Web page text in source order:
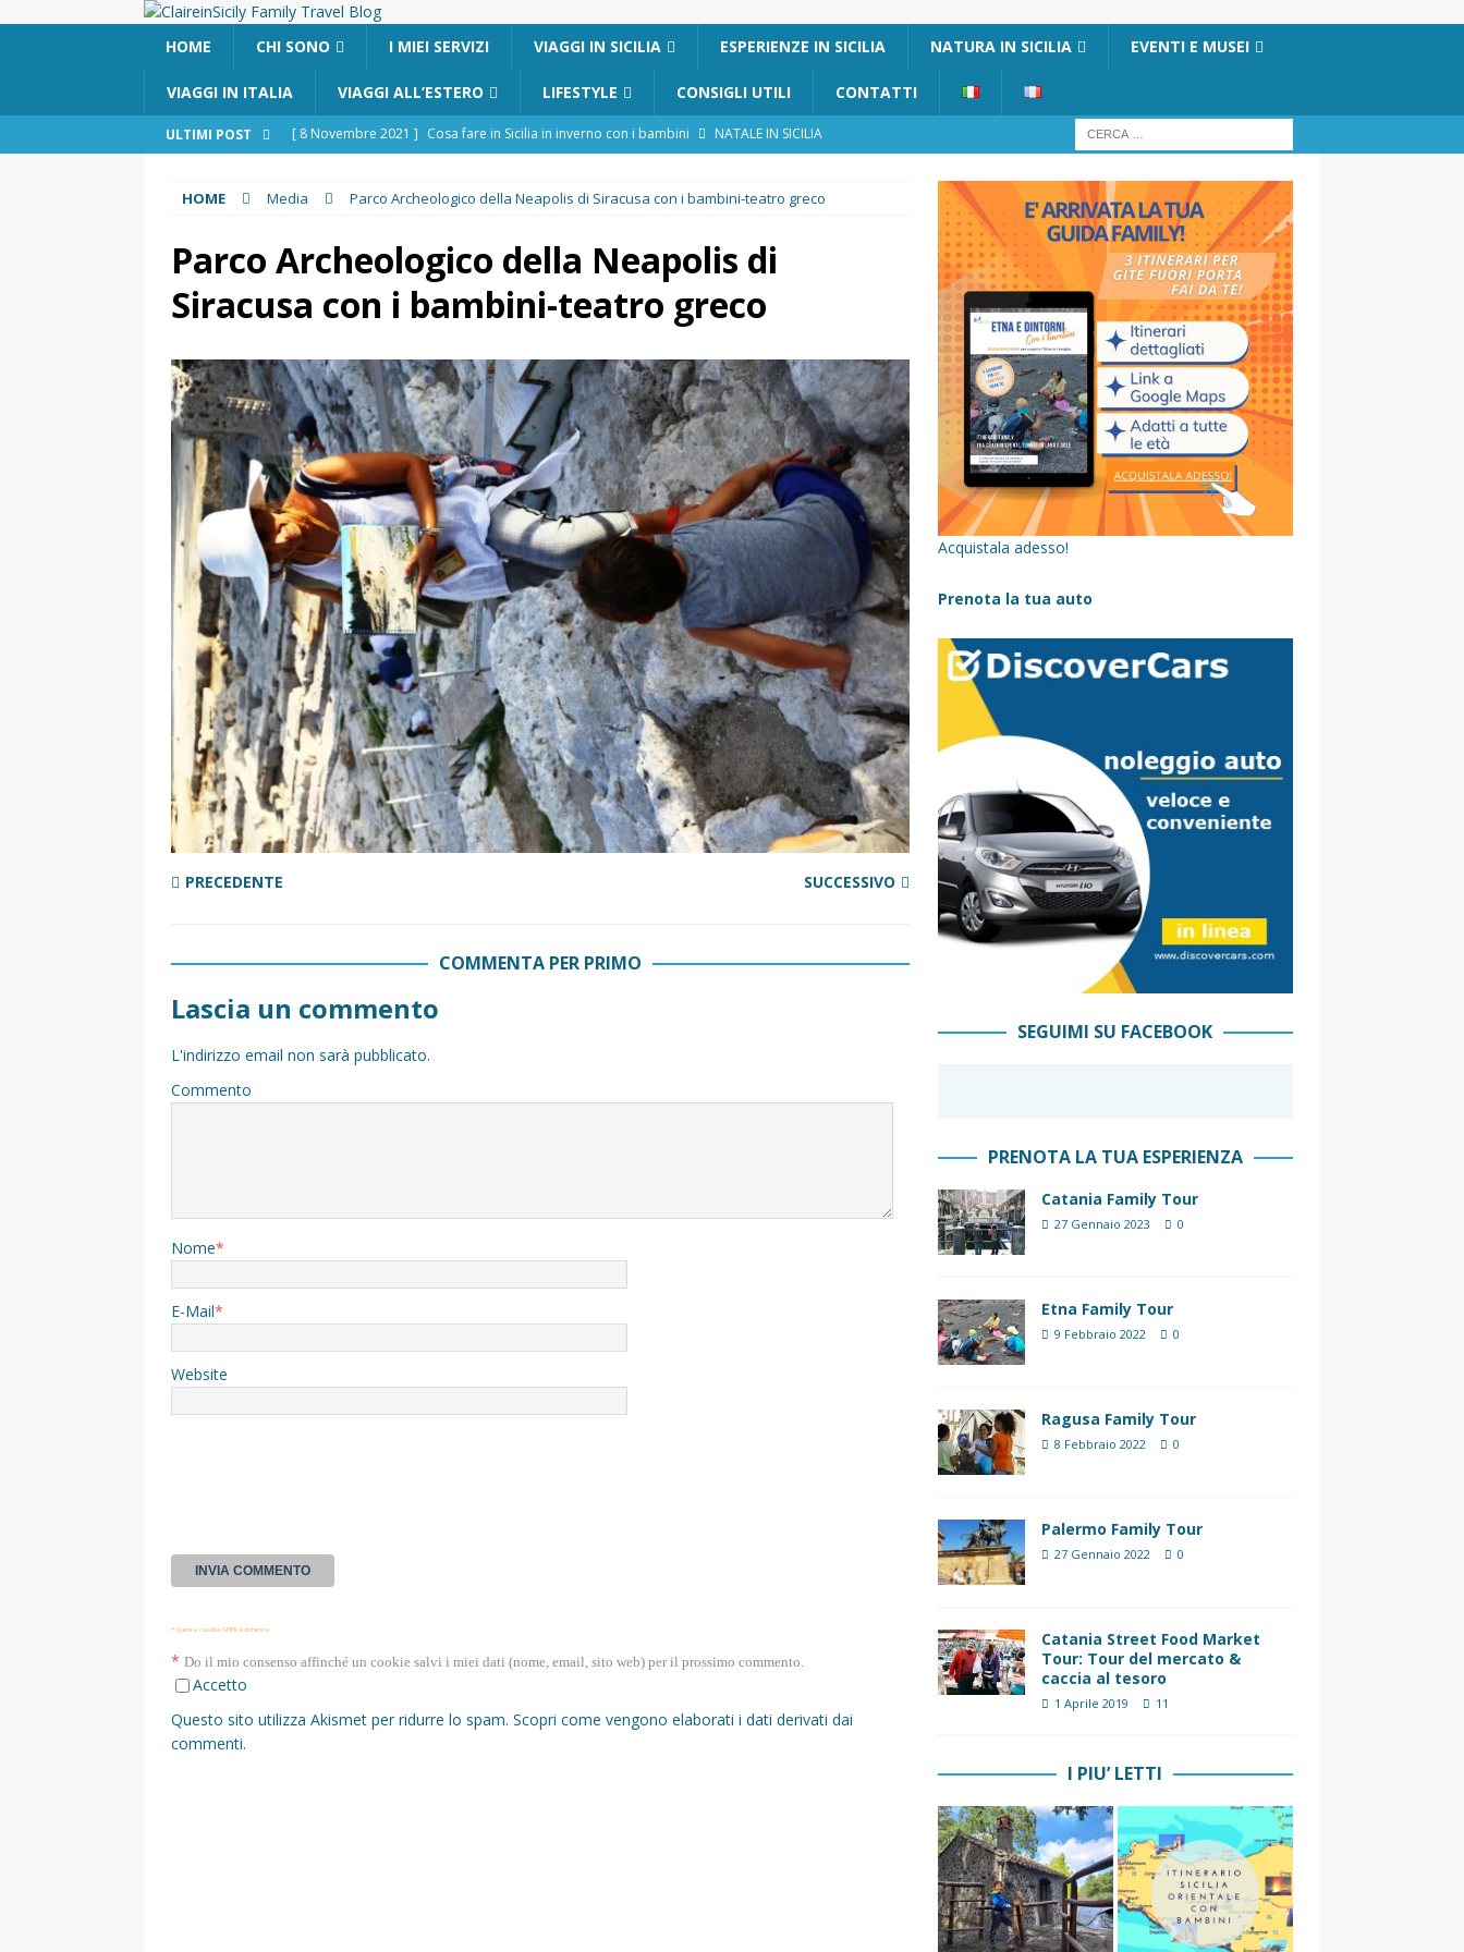
HOME CHI SONO I MIEI SERVIZI VIAGGI IN SICILIA ESPERIENZE IN SICILIA NATURA IN SICILIA EVENTI E MUSEI
VIAGGI IN ITALIA VIAGGI ALL’ESTERO LIFESTYLE CONSIGLI UTILI CONTATTI
ULTIMI POST [ 8 Novembre 2021 ] Cosa fare in Sicilia in inverno con i bambini
NATALE IN SICILIA
[ 6 Maggio 2026 ] Cascate del Catafurco con bambini: guida completa su come arrivare,
percorso e consigli utili
GITE FUORI PORTA
Dove dormire a Pantelleria: dammusi vista mare e resort immersi nella natura
DOVE DORMIRE
[ 17 Dicembre 2025 ] Organizzare un viaggio in Sicilia con i bambini (senza stress)
CONSIGLI
UTILI
[ 14 Settembre 2025 ] Rifugi e Bivacchi sull’Etna: Guida Completa per Famiglie
SENTIERI,
PARCHI NATURALI E AREE PICNIC
[ 2 Aprile 2025 ] Escursioni in Sicilia con bambini: itinerari imperdibili (+ consigli utili)- Parte 1
VIAGGI IN SICILIA
[ 17 Settembre 2023 ] Vendemmia con i bambini in Sicilia, dove andare?
DIDATTICHE
[ 19 Gennaio 2023 ] Visitare la Fiumara d’Arte con i bambini, quando la natura incontra l’arte
VIAGGI IN SICILIA
[ 20 Marzo 2022 ] Cosa fare in Sicilia con i bambini: mare, attività e tour a prova di famiglia
VIAGGI IN SICILIA
HOME Media Parco Archeologico della Neapolis di Siracusa con i bambini-teatro greco
Parco Archeologico della Neapolis di
Siracusa con i bambini-teatro greco
PRECEDENTE SUCCESSIVO
COMMENTA PER PRIMO
Lascia un commento
L'indirizzo email non sarà pubblicato.
Commento
Nome*
E-Mail*
Website
* Questa casella GDPR è richiesta
* Do il mio consenso affinché un cookie salvi i miei dati (nome, email, sito web) per il prossimo commento.
Accetto
Questo sito utilizza Akismet per ridurre lo spam. Scopri come vengono elaborati i dati derivati dai
commenti.
Acquistala adesso!
Prenota la tua auto
SEGUIMI SU FACEBOOK
PRENOTA LA TUA ESPERIENZA
Catania Family Tour
27 Gennaio 2023 0
Etna Family Tour
9 Febbraio 2022 0
Ragusa Family Tour
8 Febbraio 2022 0
Palermo Family Tour
27 Gennaio 2022 0
Catania Street Food Market
Tour: Tour del mercato &
caccia al tesoro
1 Aprile 2019 11
I PIU’ LETTI